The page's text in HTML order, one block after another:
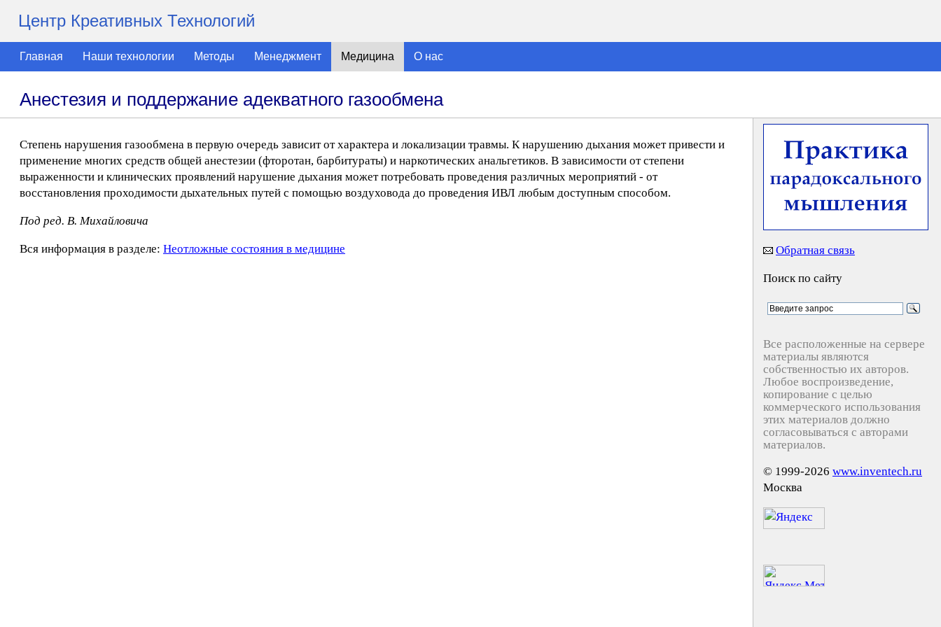
Центр Креативных Технологий
Главная Наши технологии Методы Менеджмент Медицина О нас
Анестезия и поддержание адекватного газообмена
Степень нарушения газообмена в первую очередь зависит от характера и локализации травмы. К нарушению дыхания может привести и
применение многих средств общей анестезии (фторотан, барбитураты) и наркотических анальгетиков. В зависимости от степени
выраженности и клинических проявлений нарушение дыхания может потребовать проведения различных мероприятий - от
восстановления проходимости дыхательных путей с помощью воздуховода до проведения ИВЛ любым доступным способом.
Под ред. В. Михайловича
Вся информация в разделе: Неотложные состояния в медицине Обратная связь
Поиск по сайту
Все расположенные на сервере
материалы являются
собственностью их авторов.
Любое воспроизведение,
копирование с целью
коммерческого использования
этих материалов должно
согласовываться с авторами
материалов.
© 1999-2026 www.inventech.ru
Москва